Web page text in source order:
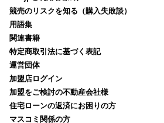
競売のリスクを知る（購入失敗談）
用語集
関連書籍
特定商取引法に基づく表記
運営団体
加盟店ログイン
加盟をご検討の不動産会社様
住宅ローンの返済にお困りの方
マスコミ関係の方